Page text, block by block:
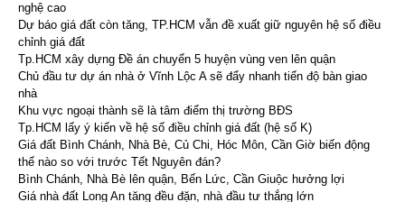
nghệ cao
Dự báo giá đất còn tăng, TP.HCM vẫn đề xuất giữ nguyên hệ số điều
chỉnh giá đất
Tp.HCM xây dựng Đề án chuyển 5 huyện vùng ven lên quận
Chủ đầu tư dự án nhà ở Vĩnh Lộc A sẽ đẩy nhanh tiến độ bàn giao
nhà
Khu vực ngoại thành sẽ là tâm điểm thị trường BĐS
Tp.HCM lấy ý kiến về hệ số điều chỉnh giá đất (hệ số K)
Giá đất Bình Chánh, Nhà Bè, Củ Chi, Hóc Môn, Cần Giờ biến động
thế nào so với trước Tết Nguyên đán?
Bình Chánh, Nhà Bè lên quận, Bến Lức, Cần Giuộc hưởng lợi
Giá nhà đất Long An tăng đều đặn, nhà đầu tư thắng lớn